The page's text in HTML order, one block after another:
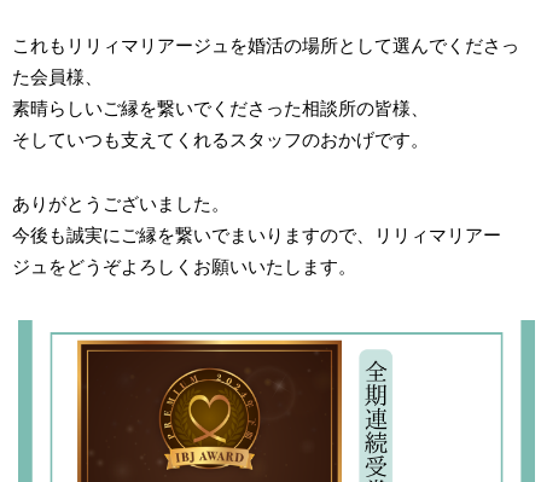
これもリリィマリアージュを婚活の場所として選んでくださっ
た会員様、
素晴らしいご縁を繋いでくださった相談所の皆様、
そしていつも支えてくれるスタッフのおかげです。
ありがとうございました。
今後も誠実にご縁を繋いでまいりますので、リリィマリアー
ジュをどうぞよろしくお願いいたします。